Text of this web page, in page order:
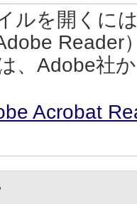
ルを開くに
Reader
、Adobe社
Acrobat